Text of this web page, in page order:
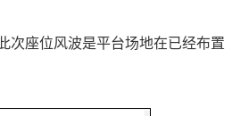
次座位风波是平台场地在已经布置